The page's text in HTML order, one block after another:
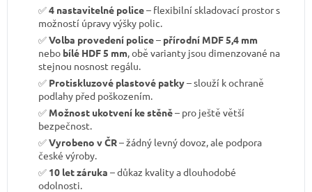
✅4 nastavitelné police– flexibilní skladovací prostor s
možností úpravy výšky polic.
✅Volba provedení police– přírodní MDF 5,4 mm
nebo bílé HDF 5 mm, obě varianty jsou dimenzované na
stejnou nosnost regálu.
✅ Protiskluzové plastové patky– slouží k ochraně
podlahy před poškozením.
✅ Možnost ukotvení ke stěně– pro ještě větší
bezpečnost.
✅Vyrobeno v ČR– žádný levný dovoz, ale podpora
české výroby.
✅ 10 let záruka – důkaz kvality a dlouhodobé
odolnosti.